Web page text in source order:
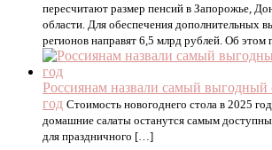
пересчитают размер пенсий в Запорожье,
области. Для обеспечения дополнительных
регионов направят 6,5 млрд рублей. Об
Россиянам назвали самый выгодный
год Стоимость новогоднего стола в 2025
домашние салаты останутся самым
для праздничного […]